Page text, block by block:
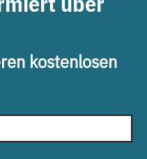
über
kostenlosen